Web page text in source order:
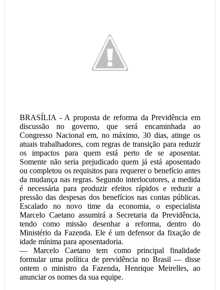
BRASÍLIA - A proposta de reforma da Previdência em
discussão no governo, que será encaminhada ao
Congresso Nacional em, no máximo, 30 dias, atinge os
atuais trabalhadores, com regras de transição para reduzir
os impactos para quem está perto de se aposentar.
Somente não seria prejudicado quem já está aposentado
ou completou os requisitos para requerer o benefício antes
da mudança nas regras. Segundo interlocutores, a medida
é necessária para produzir efeitos rápidos e reduzir a
pressão das despesas dos benefícios nas contas públicas.
Escalado no novo time da economia, o especialista
Marcelo Caetano assumirá a Secretaria da Previdência,
tendo como missão desenhar a reforma, dentro do
Ministério da Fazenda. Ele é um defensor da fixação de
idade mínima para aposentadoria.
— Marcelo Caetano tem como principal finalidade
formular uma política de previdência no Brasil — disse
ontem o ministro da Fazenda, Henrique Meirelles, ao
anunciar os nomes da sua equipe.